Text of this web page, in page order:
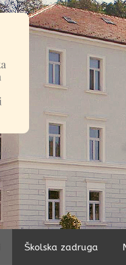
Školska zadruga